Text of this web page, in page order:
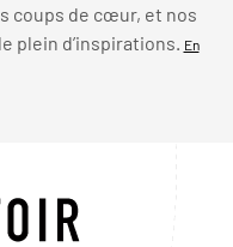
coups de cœur, et nos
plein d’inspirations. En